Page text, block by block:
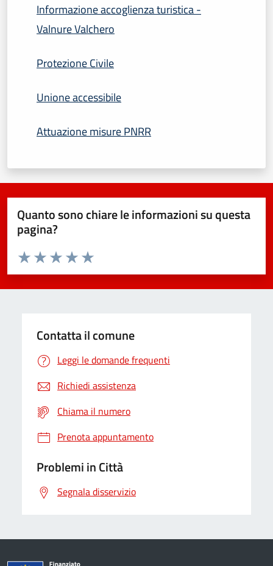
Informazione accoglienza turistica -
Valnure Valchero
Protezione Civile
Unione accessibile
Attuazione misure PNRR
Quanto sono chiare le informazioni su questa
pagina?
Domanda
Valuta da 1 a 5 stelle la pagina
Valuta 5 stelle su 5
Valuta 4 stelle su 5
Valuta 3 stelle su 5
Valuta 2 stelle su 5
Valuta 1 stelle su 5
Contatta il comune
Leggi le domande frequenti
Richiedi assistenza
Chiama il numero
Prenota appuntamento
Problemi in Città
Segnala disservizio